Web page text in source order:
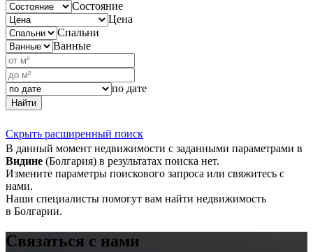
Состояние
Цена
Спальни
Ванные
по дате
Найти
Скрыть расширенный поиск
В данный момент недвижимости с заданными параметрами в
Видине (Болгария) в результатах поиска нет.
Измените параметры поискового запроса или свяжитесь с
нами.
Наши специалисты помогут вам найти недвижимость
в Болгарии.
Связаться с нами